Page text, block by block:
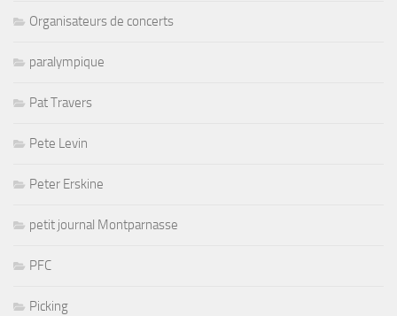
Organisateurs de concerts
paralympique
Pat Travers
Pete Levin
Peter Erskine
petit journal Montparnasse
PFC
Picking